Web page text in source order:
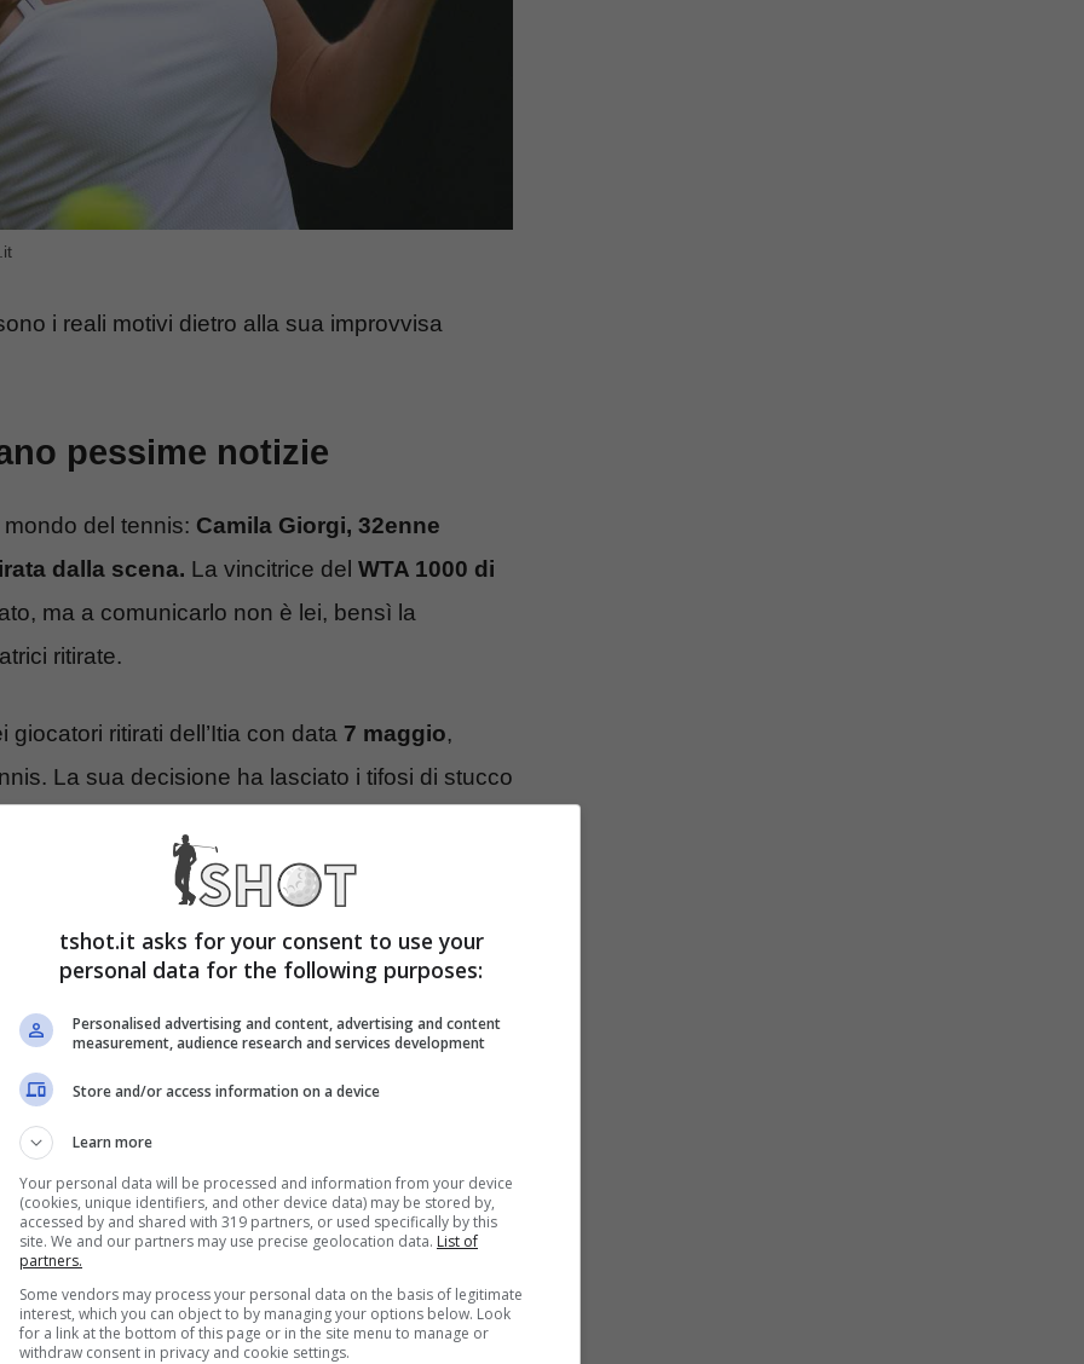
i reali motivi dietro alla sua improvvisa
pessime notizie
del tennis: Camila Giorgi, 32enne
dalla scena. La vincitrice del WTA 1000 di
ma a comunicarlo non è lei, bensì la
ritirate.
ritirati dell’Itia con data 7 maggio,
La sua decisione ha lasciato i tifosi di stucco
così netta.
nasce dalla sua completa “sparizione”:
Giorgi
mai nessuno ha sue notizie?Prima di
si è cancellata dal protocollo
avuto la curiosità di controllare il file (pubblico)
(si occupa di sostanze proibite e
non è più una tennista in attività dal 7
Italico.
tshot.it asks for your consent to use your
personal data for the following purposes:
Personalised advertising and content, advertising and content
measurement, audience research and services development
Store and/or access information on a device
Learn more
Your personal data will be processed and information from your device
(cookies, unique identifiers, and other device data) may be stored by,
accessed by and shared with 319 partners, or used specifically by this
site. We and our partners may use precise geolocation data. List of
partners.
Some vendors may process your personal data on the basis of legitimate
interest, which you can object to by managing your options below. Look
for a link at the bottom of this page or in the site menu to manage or
withdraw consent in privacy and cookie settings.